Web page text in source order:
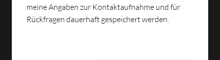
meine Angaben zur Kontaktaufnahme und für
Rückfragen dauerhaft gespeichert werden.